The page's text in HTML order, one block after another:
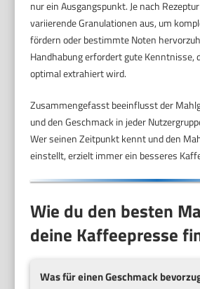
nur ein Ausgangspunkt. Je nach
variierende Granulationen aus, um
fördern oder bestimmte Noten
Handhabung erfordert gute Kenntnisse,
optimal extrahiert wird.
Zusammengefasst beeinflusst der
und den Geschmack in jeder
Wer seinen Zeitpunkt kennt und den
einstellt, erzielt immer ein besseres
Wie du den besten
deine Kaffeepresse
Was für einen Geschmack